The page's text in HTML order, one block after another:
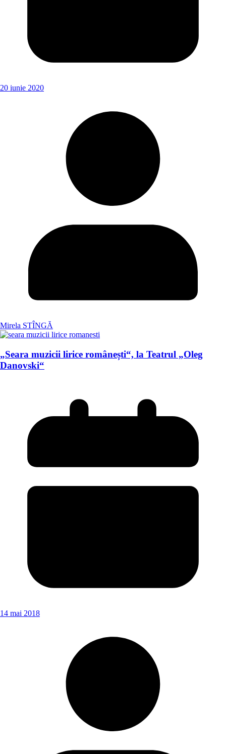
20 iunie 2020
Mirela STÎNGĂ
„Seara muzicii lirice românești“, la Teatrul „Oleg
Danovski“
14 mai 2018